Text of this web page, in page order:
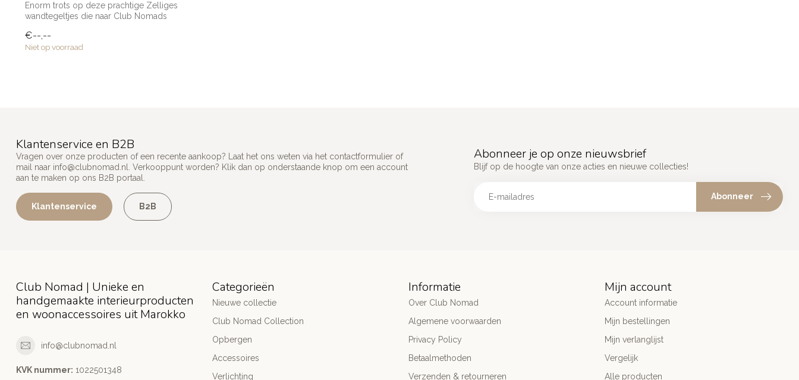
Enorm trots op deze prachtige Zelliges
wandtegeltjes die naar Club Nomads
€--,--
Niet op voorraad
Klantenservice en B2B
Vragen over onze producten of een recente aankoop? Laat het ons weten via het contactformulier of
mail naar info@clubnomad.nl
. Verkooppunt worden? Klik dan op onderstaande knop om een account
aan te maken op ons B2B portaal.
Klantenservice B2B
Abonneer je op onze nieuwsbrief
Blijf op de hoogte van onze acties en nieuwe collecties!
Abonneer
Club Nomad | Unieke en
handgemaakte interieurproducten
en woonaccessoires uit Marokko
info@clubnomad.nl
KVK nummer: 1022501348
Categorieën
Nieuwe collectie
Club Nomad Collection
Opbergen
Accessoires
Verlichting
Informatie
Over Club Nomad
Algemene voorwaarden
Privacy Policy
Betaalmethoden
Verzenden & retourneren
Mijn account
Account informatie
Mijn bestellingen
Mijn verlanglijst
Vergelijk
Alle producten